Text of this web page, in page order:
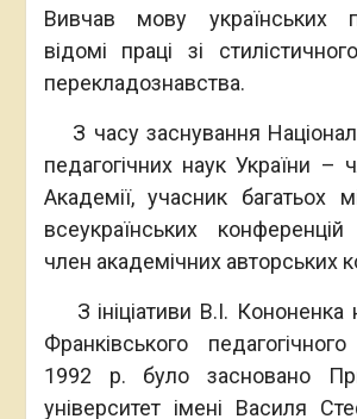
Вивчав мову українських
відомі праці зі
перекладознавства.
З часу заснування
педагогічних наук України –
Академії, учасник багатьох
всеукраїнських
член академічних авторських
З ініціативи В.І. Кононенка
Франківського
1992 р. було засновано
університет імені Василя